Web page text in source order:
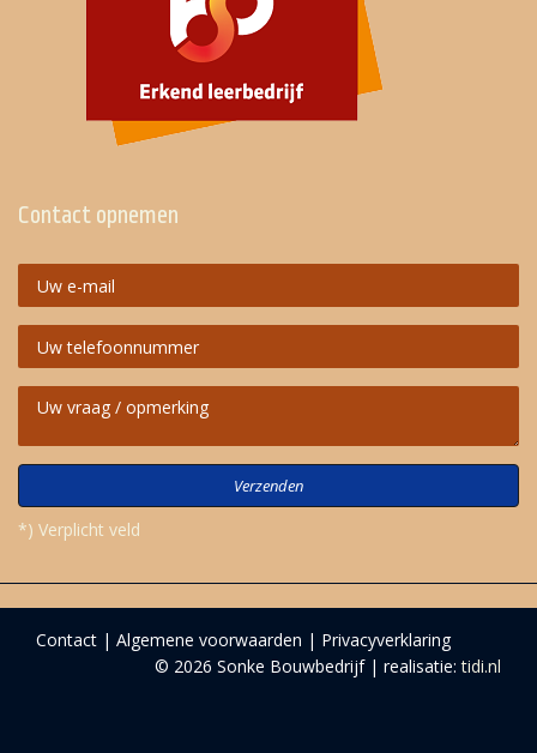
Contact opnemen
Verzenden
*) Verplicht veld
Contact Algemene voorwaarden
Privacyverklaring
© 2026 Sonke Bouwbedrijf | realisatie:tidi.nl